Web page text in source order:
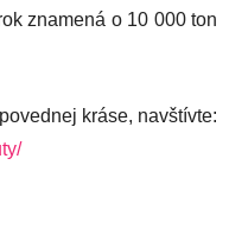
znamená o 10 000 ton
kráse, navštívte: